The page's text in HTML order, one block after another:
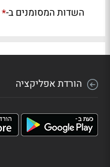
השדות המסומנים ב-*
הורדת אפליקציה